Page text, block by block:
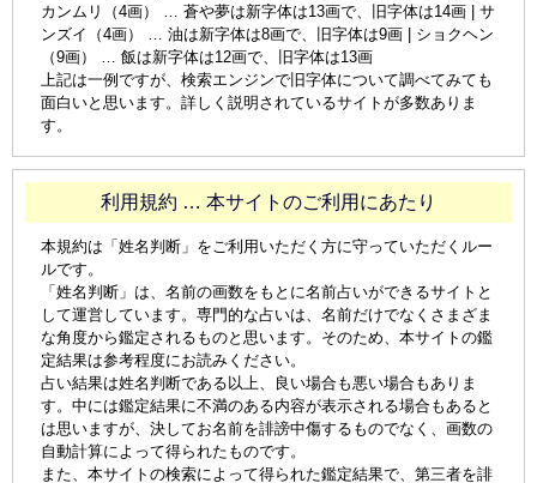
カンムリ（4画） … 蒼や夢は新字体は13画で、旧字体は14画 | サ
ンズイ（4画） … 油は新字体は8画で、旧字体は9画 | ショクヘン
（9画） … 飯は新字体は12画で、旧字体は13画
上記は一例ですが、検索エンジンで旧字体について調べてみても
面白いと思います。詳しく説明されているサイトが多数ありま
す。
利用規約 … 本サイトのご利用にあたり
本規約は「姓名判断」をご利用いただく方に守っていただくルー
ルです。
「姓名判断」は、名前の画数をもとに名前占いができるサイトと
して運営しています。専門的な占いは、名前だけでなくさまざま
な角度から鑑定されるものと思います。そのため、本サイトの鑑
定結果は参考程度にお読みください。
占い結果は姓名判断である以上、良い場合も悪い場合もありま
す。中には鑑定結果に不満のある内容が表示される場合もあると
は思いますが、決してお名前を誹謗中傷するものでなく、画数の
自動計算によって得られたものです。
また、本サイトの検索によって得られた鑑定結果で、第三者を誹